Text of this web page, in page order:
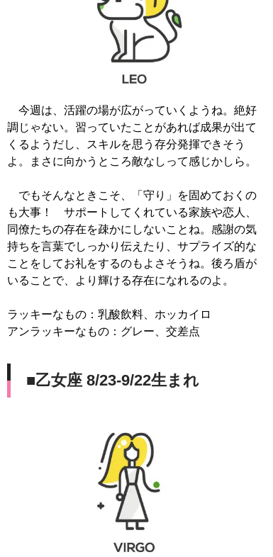
今週は、活躍の場が広がっていくようね。絶好
調じゃない。習っていたことがあれば成果が出て
くるようだし、スキルを思う存分発揮できそう
よ。まさに向かうところ敵なしって感じかしら。
でもそんなときこそ、「守り」を固めておくの
も大事！ サポートしてくれている家族や恋人、
同僚たちの存在を疎かにしないことね。感謝の気
持ちを言葉でしっかり伝えたり、サプライズ的な
ことをしてお礼をするのもよさそうね。後ろ盾が
いることで、より輝ける存在になれるのよ。
ラッキーなもの：乳酸飲料、ホッカイロ
アンラッキーなもの：グレー、交差点
■乙女座 8/23-9/22生まれ